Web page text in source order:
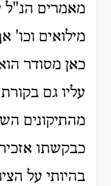
מאמרים
מילואים וכו'
כאן מסודר
עליו גם
מהתיקונים
כבקשתו
בהיותי על